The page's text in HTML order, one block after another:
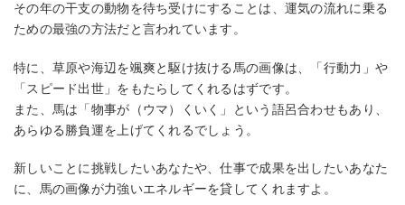
その年の干支の動物を待ち受けにすることは、運気の流れに乗る
ための最強の方法だと言われています。
特に、草原や海辺を颯爽と駆け抜ける馬の画像は、「行動力」や
「スピード出世」をもたらしてくれるはずです。
また、馬は「物事が（ウマ）くいく」という語呂合わせもあり、
あらゆる勝負運を上げてくれるでしょう。
新しいことに挑戦したいあなたや、仕事で成果を出したいあなた
に、馬の画像が力強いエネルギーを貸してくれますよ。